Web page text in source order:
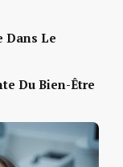
Dans Le
Du Bien-Être